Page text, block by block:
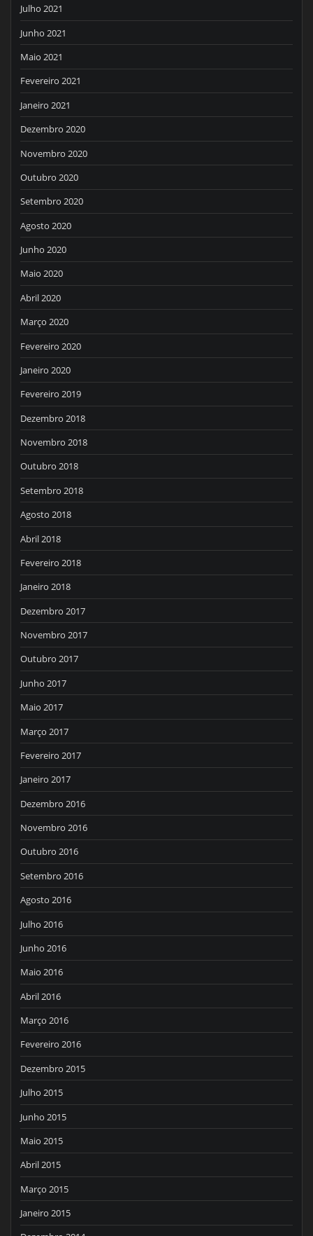
Julho 2021
Junho 2021
Maio 2021
Fevereiro 2021
Janeiro 2021
Dezembro 2020
Novembro 2020
Outubro 2020
Setembro 2020
Agosto 2020
Junho 2020
Maio 2020
Abril 2020
Março 2020
Fevereiro 2020
Janeiro 2020
Fevereiro 2019
Dezembro 2018
Novembro 2018
Outubro 2018
Setembro 2018
Agosto 2018
Abril 2018
Fevereiro 2018
Janeiro 2018
Dezembro 2017
Novembro 2017
Outubro 2017
Junho 2017
Maio 2017
Março 2017
Fevereiro 2017
Janeiro 2017
Dezembro 2016
Novembro 2016
Outubro 2016
Setembro 2016
Agosto 2016
Julho 2016
Junho 2016
Maio 2016
Abril 2016
Março 2016
Fevereiro 2016
Dezembro 2015
Julho 2015
Junho 2015
Maio 2015
Abril 2015
Março 2015
Janeiro 2015